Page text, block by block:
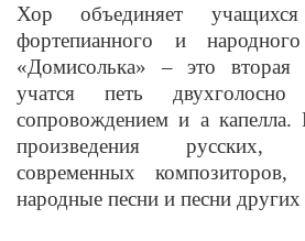
Хор объединяет
фортепианного и
«Домисолька» – это вторая
учатся петь
сопровождением и а капелла.
произведения
современных
народные песни и песни других